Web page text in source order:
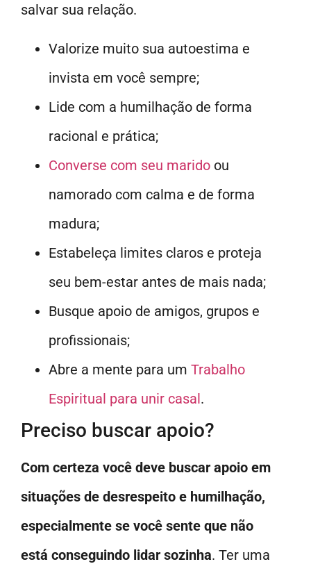
salvar sua relação.
Valorize muito sua autoestima e
invista em você sempre;
Lide com a humilhação de forma
racional e prática;
Converse com seu marido ou
namorado com calma e de forma
madura;
Estabeleça limites claros e proteja
seu bem-estar antes de mais nada;
Busque apoio de amigos, grupos e
profissionais;
Abre a mente para um Trabalho
Espiritual para unir casal.
Preciso buscar apoio?
Com certeza você deve buscar apoio em
situações de desrespeito e humilhação,
especialmente se você sente que não
está conseguindo lidar sozinha. Ter uma